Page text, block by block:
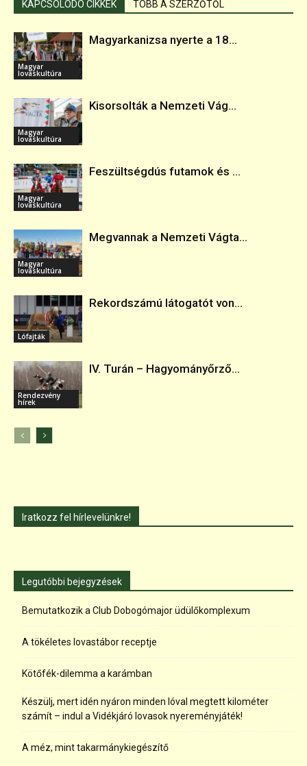
KAPCSOLÓDÓ CIKKEK TÖBB A SZERZŐTŐL
Magyar
lovaskultúra
Magyarkanizsa nyerte a 18...
Magyar
lovaskultúra
Kisorsolták a Nemzeti Vág...
Magyar
lovaskultúra
Feszültségdús futamok és ...
Magyar
lovaskultúra
Megvannak a Nemzeti Vágta...
Lófajták
Rekordszámú látogatót von...
Rendezvény
hírek
IV. Turán – Hagyományőrző...
Iratkozz fel hírlevelünkre!
Legutóbbi bejegyzések
Bemutatkozik a Club Dobogómajor üdülőkomplexum
A tökéletes lovastábor receptje
Kötőfék-dilemma a karámban
Készülj, mert idén nyáron minden lóval megtett kilométer
számít – indul a Vidékjáró lovasok nyereményjáték!
A méz, mint takarmánykiegészítő